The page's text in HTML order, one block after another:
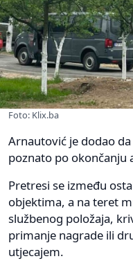
Foto: Klix.ba
Arnautović je dodao
poznato po okončanju
Pretresi se između
objektima, a na teret
službenog položaja,
primanje nagrade ili
utjecajem.